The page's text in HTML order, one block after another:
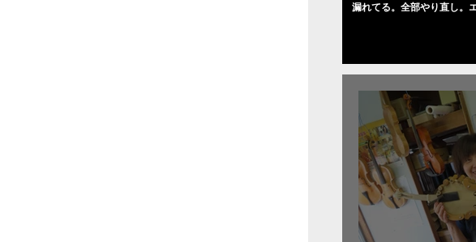
漏れてる。全部やり直し。